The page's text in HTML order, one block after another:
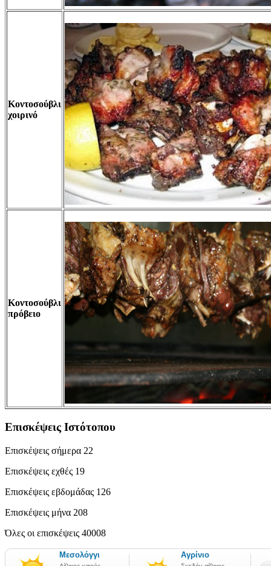
Κοντοσούβλι
χοιρινό
Κοντοσούβλι
πρόβειο
Επισκέψεις Ιστότοπου
Επισκέψεις σήμερα 22
Επισκέψεις εχθές 19
Επισκέψεις εβδομάδας 126
Επισκέψεις μήνα 208
Όλες οι επισκέψεις 40008